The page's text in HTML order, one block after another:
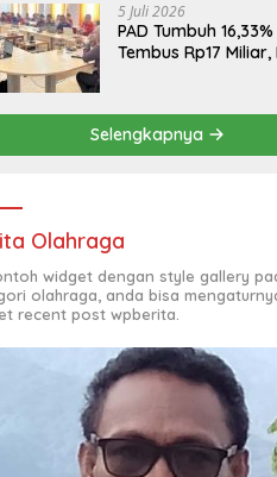
5 Juli 2026
PAD Tumbuh 16,33%
Tembus Rp17
Selengkapnya
Olahraga
widget dengan style gallery
olahraga, anda bisa
recent post wpberita.